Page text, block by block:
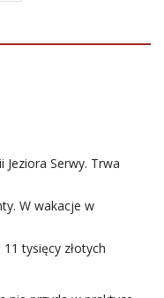
Serwy. Trwa
W wakacje w
tysięcy złotych